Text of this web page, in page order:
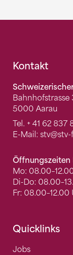
Kontakt
Bahnhofstrasse
5000 Aarau
Tel. + 41 62 837
E-Mail: stv
Öffnungszeiten
Mo:
Di-Do:
Fr: 08.00–12.00
Quicklinks
Jobs